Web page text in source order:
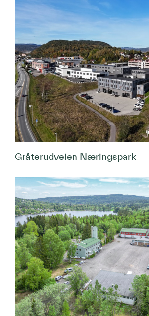
Gråterudveien Næringspark